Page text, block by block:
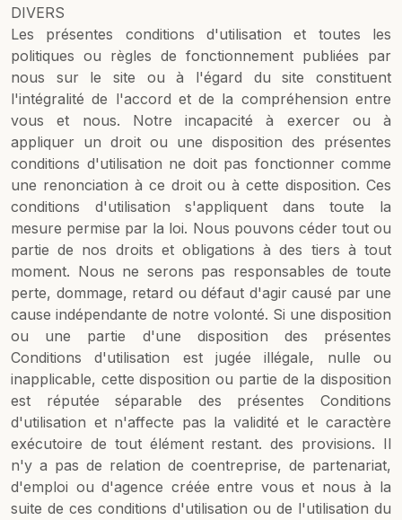
DIVERS
Les présentes conditions d'utilisation et toutes les
politiques ou règles de fonctionnement publiées par
nous sur le site ou à l'égard du site constituent
l'intégralité de l'accord et de la compréhension entre
vous et nous. Notre incapacité à exercer ou à
appliquer un droit ou une disposition des présentes
conditions d'utilisation ne doit pas fonctionner comme
une renonciation à ce droit ou à cette disposition. Ces
conditions d'utilisation s'appliquent dans toute la
mesure permise par la loi. Nous pouvons céder tout ou
partie de nos droits et obligations à des tiers à tout
moment. Nous ne serons pas responsables de toute
perte, dommage, retard ou défaut d'agir causé par une
cause indépendante de notre volonté. Si une disposition
ou une partie d'une disposition des présentes
Conditions d'utilisation est jugée illégale, nulle ou
inapplicable, cette disposition ou partie de la disposition
est réputée séparable des présentes Conditions
d'utilisation et n'affecte pas la validité et le caractère
exécutoire de tout élément restant. des provisions. Il
n'y a pas de relation de coentreprise, de partenariat,
d'emploi ou d'agence créée entre vous et nous à la
suite de ces conditions d'utilisation ou de l'utilisation du